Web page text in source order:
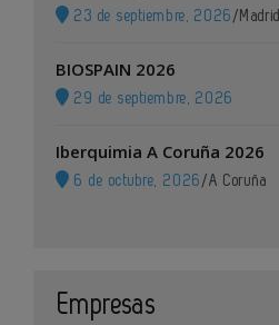
23 de septiembre, 2026 / Madrid
BIOSPAIN 2026
29 de septiembre, 2026
Iberquimia A Coruña 2026
6 de octubre, 2026 /A Coruña
Empresas